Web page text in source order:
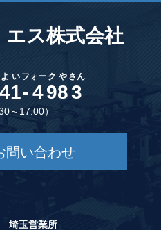
エス株式会社
よ
1
い
-
フ
4
ォー
9
ク
8
や
3
さん
～17:00）
問い合わせ
埼玉営業所